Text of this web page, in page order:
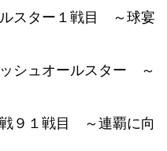
スター１戦目 ～球宴
シュオールスター ～
９１戦目 ～連覇に向